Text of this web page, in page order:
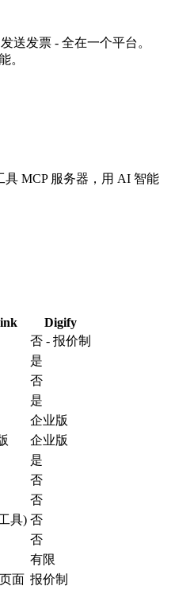
送发票 - 全在一个平台。
。
具 MCP 服务器，用 AI 智能
Digify
否 - 报价制
是
否
是
企业版
企业版
是
否
否
具) 否
否
有限
面 报价制